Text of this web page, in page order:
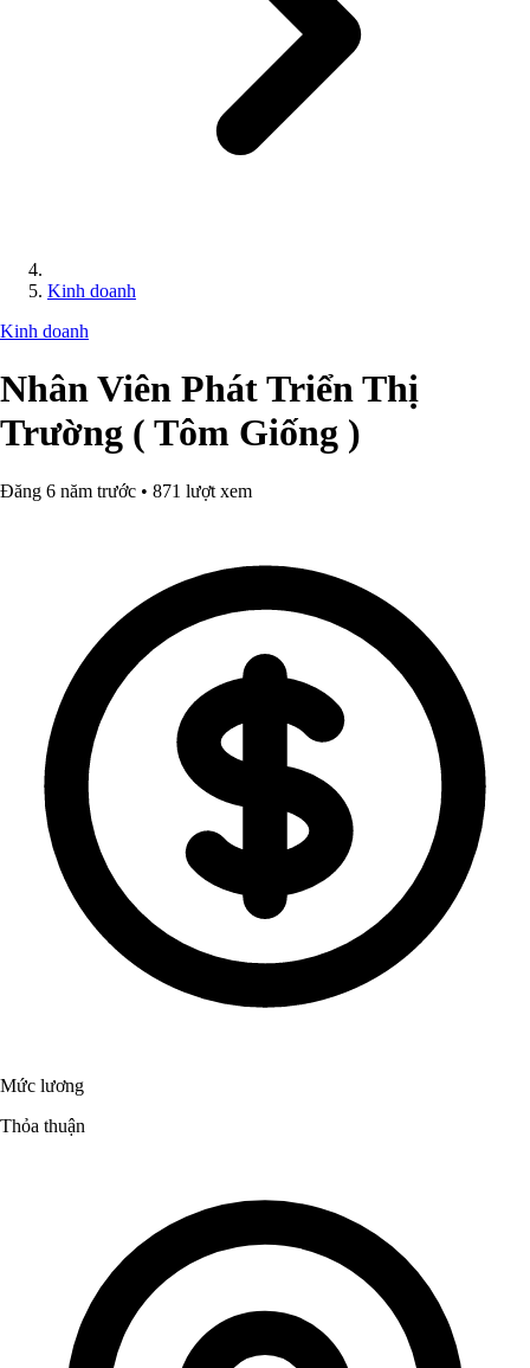
Kinh doanh
Kinh doanh
Nhân Viên Phát Triển Thị
Trường ( Tôm Giống )
Đăng 6 năm trước • 871 lượt xem
Mức lương
Thỏa thuận